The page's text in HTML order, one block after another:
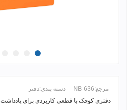
مرجع:NB-636 دسته بندی:دفتر
دفتری کوچک با قطعی کاربردی برای